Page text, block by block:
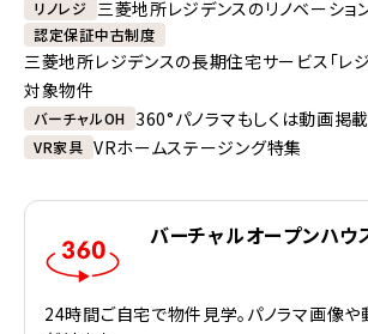
リノレジ 三菱地所レジデンスのリノベーショ
認定保証中古制度
三菱地所レジデンスの長期住宅サービス「レ
対象物件
バーチャルOH 360°パノラマもしくは動画掲
VR家具 VRホームステージング特集
バーチャルオープンハウ
24時間ご自宅で物件見学。パノラマ画像や